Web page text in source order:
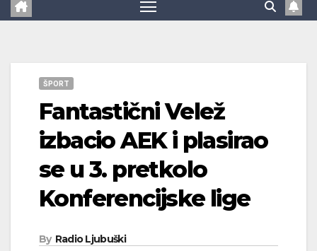
ŠPORT
Fantastični Velež
izbacio AEK i plasirao
se u 3. pretkolo
Konferencijske lige
By Radio Ljubuški